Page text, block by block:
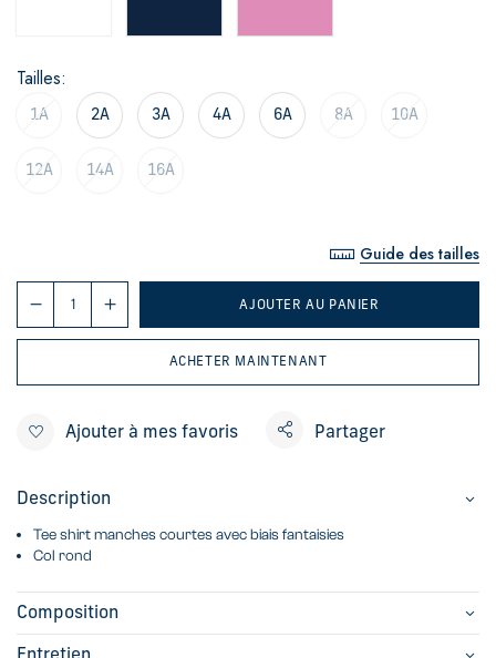
Tailles
1A 2A 3A 4A 6A 8A 10A
12A 14A 16A
Guide des tailles
AJOUTER AU PANIER
ACHETER MAINTENANT
Ajouter à mes favoris Partager
Description
Tee shirt manches courtes avec biais fantaisies
Col rond
Composition